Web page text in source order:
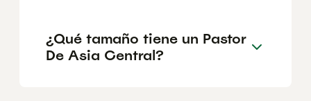
¿Qué tamaño tiene un Pastor
De Asia Central?